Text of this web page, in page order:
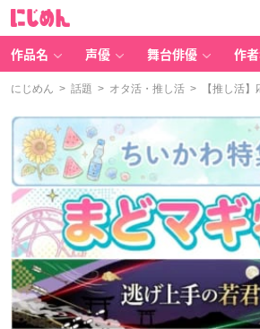
作品名 声優 舞台俳優 作
にじめん > 話題 > オタ活・推し活 > 【推し活】